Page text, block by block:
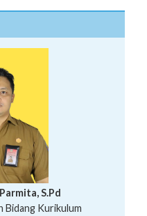
S.Pd
Bidang Kurikulum
S.Pd., M.Sn
S.Pd.